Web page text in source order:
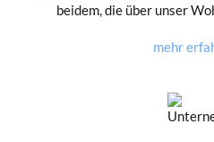
beidem, die über unser
mehr